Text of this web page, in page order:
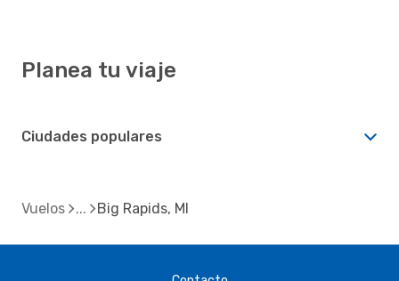
Planea tu viaje
Ciudades populares
Vuelos Big Rapids, MI